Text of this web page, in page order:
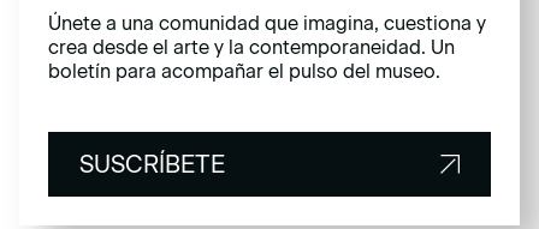
Únete a una comunidad que imagina, cuestiona y
crea desde el arte y la contemporaneidad. Un
boletín para acompañar el pulso del museo.
SUSCRÍBETE